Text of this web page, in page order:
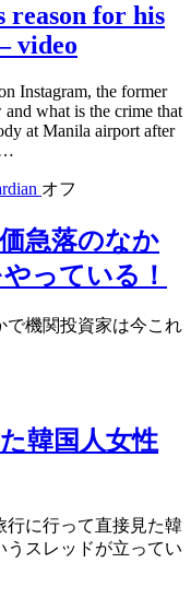
reason for his
video
Instagram, the former
what is the crime that
at Manila airport after
オフ
急落のなか
っている！
で機関投資家は今これ
韓国人女性
行に行って直接見た韓
うスレッドが立ってい